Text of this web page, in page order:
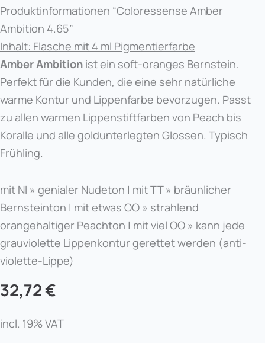
Produktinformationen “Coloressense Amber
Ambition 4.65”
Inhalt: Flasche mit 4 ml Pigmentierfarbe
Amber Ambition ist ein soft-oranges Bernstein.
Perfekt für die Kunden, die eine sehr natürliche
warme Kontur und Lippenfarbe bevorzugen. Passt
zu allen warmen Lippenstiftfarben von Peach bis
Koralle und alle goldunterlegten Glossen. Typisch
Frühling.
mit NI » genialer Nudeton | mit TT » bräunlicher
Bernsteinton | mit etwas OO » strahlend
orangehaltiger Peachton | mit viel OO » kann jede
grauviolette Lippenkontur gerettet werden (anti-
violette-Lippe)
32,72€
incl. 19% VAT